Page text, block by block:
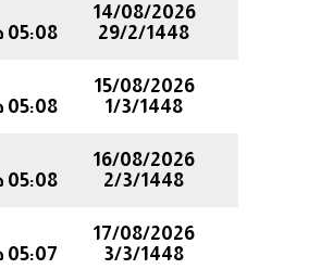
14/08/2026
29/2/1448
05:08 ص
15/08/2026
1/3/1448
05:08 ص
16/08/2026
2/3/1448
05:08 ص
17/08/2026
3/3/1448
05:07 ص